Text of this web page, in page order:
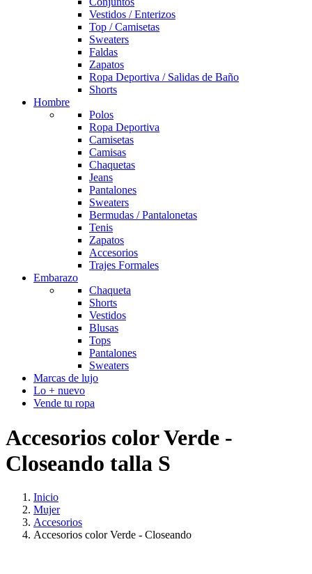
Vestidos / Enterizos
Top / Camisetas
Sweaters
Faldas
Zapatos
Ropa Deportiva / Salidas de Baño
Shorts
Hombre
Polos
Ropa Deportiva
Camisetas
Camisas
Chaquetas
Jeans
Pantalones
Sweaters
Bermudas / Pantalonetas
Tenis
Zapatos
Accesorios
Trajes Formales
Embarazo
Chaqueta
Shorts
Vestidos
Blusas
Tops
Pantalones
Sweaters
Marcas de lujo
Lo + nuevo
Vende tu ropa
Accesorios color Verde -
Closeando talla S
Inicio
Mujer
Accesorios
Accesorios color Verde - Closeando